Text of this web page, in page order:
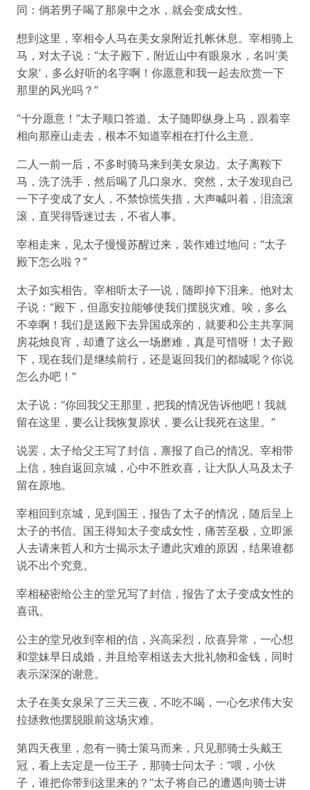
同：倘若男子喝了那泉中之水，就会变成女性。
想到这里，宰相令人马在美女泉附近扎帐休息。宰相骑上
马，对太子说：“太子殿下，附近山中有眼泉水，名叫‘美
女泉’，多么好听的名字啊！你愿意和我一起去欣赏一下
那里的风光吗？”
“十分愿意！”太子顺口答道。太子随即纵身上马，跟着宰
相向那座山走去，根本不知道宰相在打什么主意。
二人一前一后，不多时骑马来到美女泉边。太子离鞍下
马，洗了洗手，然后喝了几口泉水。突然，太子发现自己
一下子变成了女人，不禁惊慌失措，大声喊叫着，泪流滚
滚，直哭得昏迷过去，不省人事。
宰相走来，见太子慢慢苏醒过来，装作难过地问：“太子
殿下怎么啦？”
太子如实相告。宰相听太子一说，随即掉下泪来。他对太
子说：“殿下，但愿安拉能够使我们摆脱灾难。唉，多么
不幸啊！我们是送殿下去异国成亲的，就要和公主共享洞
房花烛良宵，却遭了这么一场磨难，真是可惜呀！太子殿
下，现在我们是继续前行，还是返回我们的都城呢？你说
怎么办吧！”
太子说：“你回我父王那里，把我的情况告诉他吧！我就
留在这里，要么让我恢复原状，要么让我死在这里。”
说罢，太子给父王写了封信，禀报了自己的情况。宰相带
上信，独自返回京城，心中不胜欢喜，让大队人马及太子
留在原地。
宰相回到京城，见到国王，报告了太子的情况，随后呈上
太子的书信。国王得知太子变成女性，痛苦至极，立即派
人去请来哲人和方士揭示太子遭此灾难的原因，结果谁都
说不出个究竟。
宰相秘密给公主的堂兄写了封信，报告了太子变成女性的
喜讯。
公主的堂兄收到宰相的信，兴高采烈，欣喜异常，一心想
和堂妹早日成婚，并且给宰相送去大批礼物和金钱，同时
表示深深的谢意。
太子在美女泉呆了三天三夜，不吃不喝，一心乞求伟大安
拉拯救他摆脱眼前这场灾难。
第四天夜里，忽有一骑士策马而来，只见那骑士头戴王
冠，看上去定是一位王子，那骑士问太子：“喂，小伙
子，谁把你带到这里来的？”太子将自己的遭遇向骑士讲